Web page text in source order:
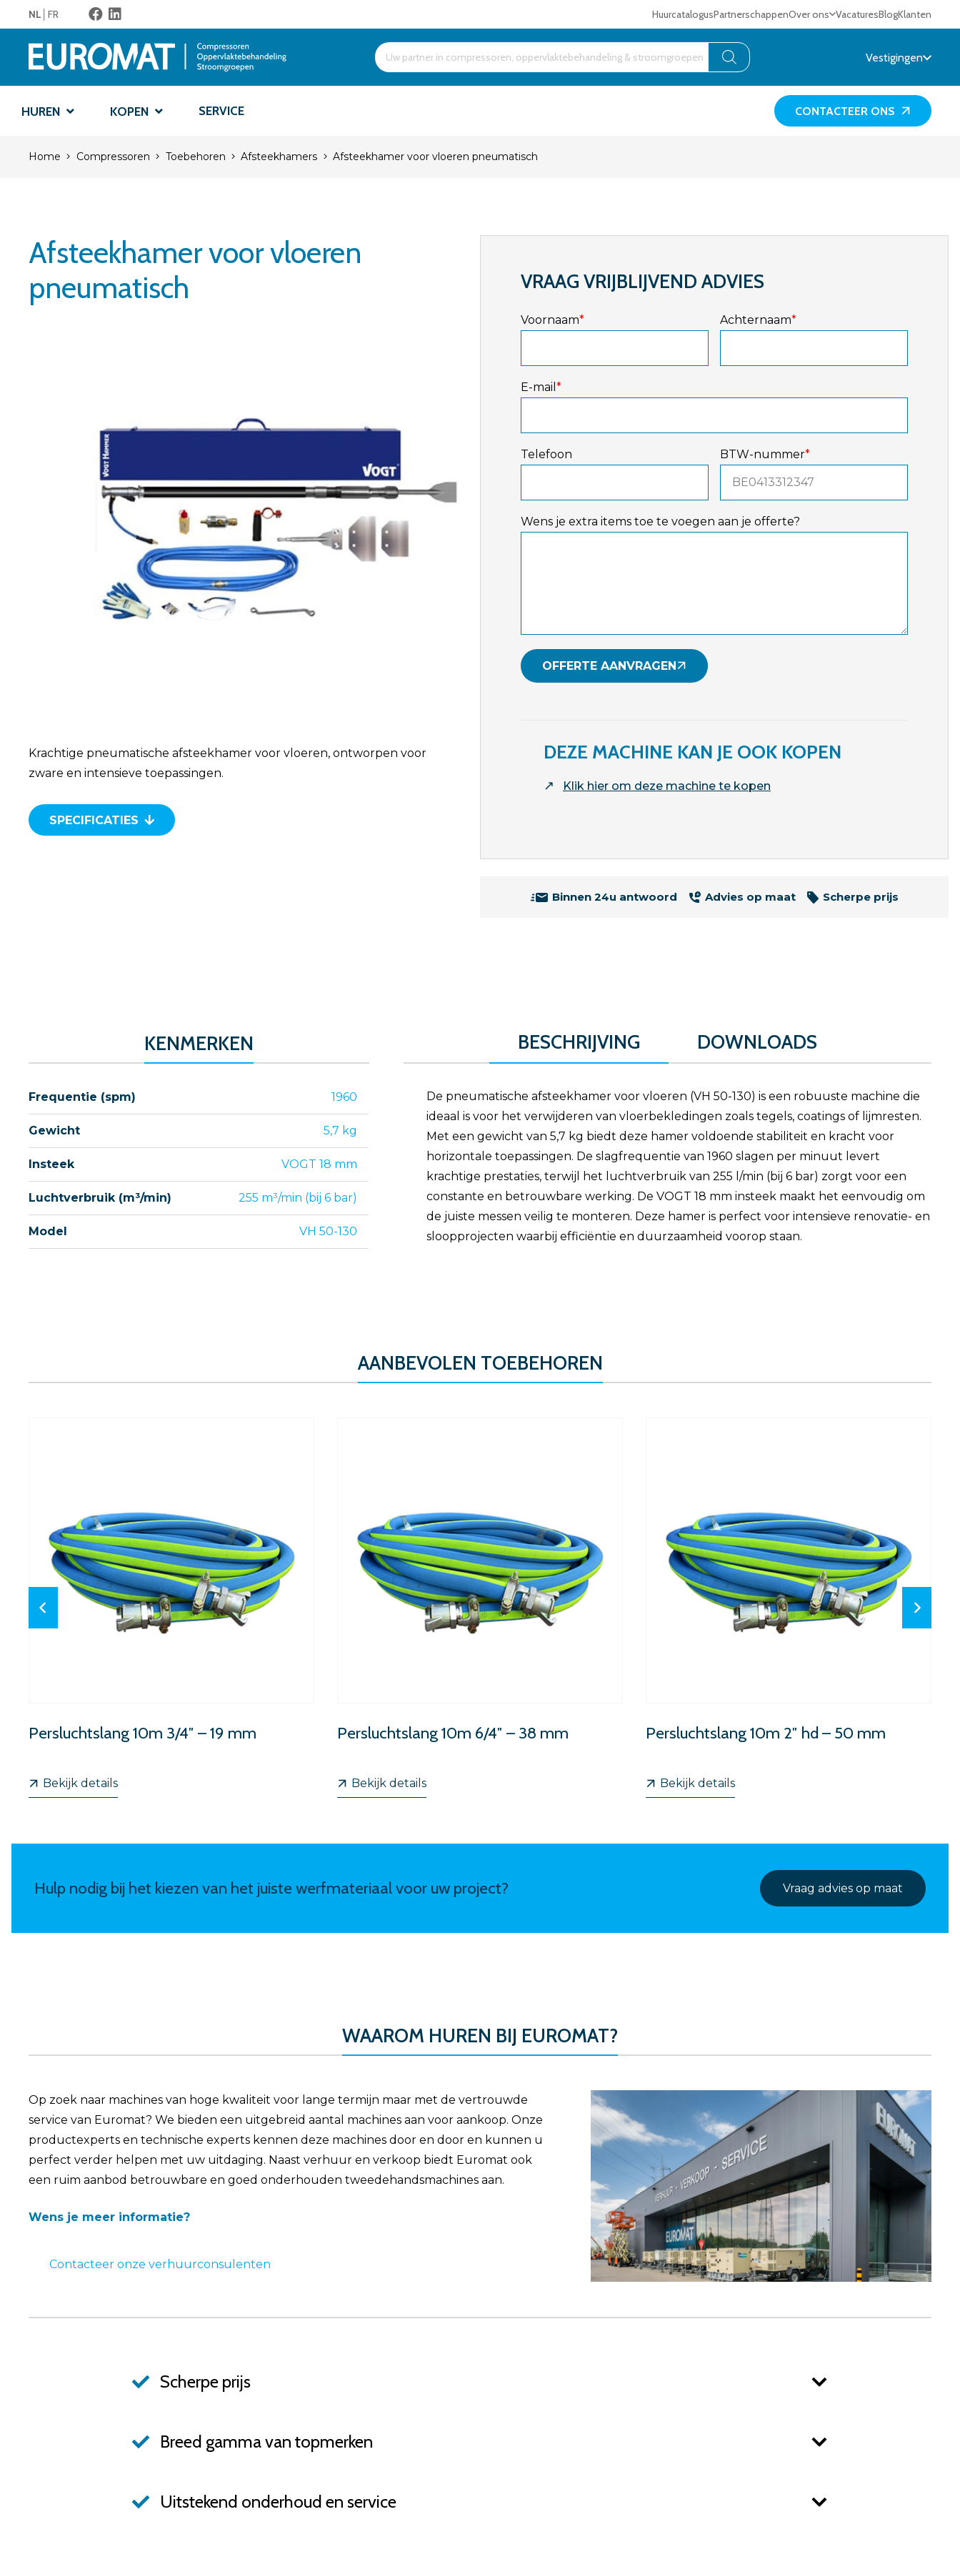
NL FR HuurcatalogusPartnerschappenOver ons VacaturesBlogKlanten
Products
search
Vestigingen
HUREN KOPEN SERVICE CONTACTEER ONS
Home Compressoren Toebehoren Afsteekhamers Afsteekhamer voor vloeren pneumatisch
Afsteekhamer voor vloeren
pneumatisch
Krachtige pneumatische afsteekhamer voor vloeren, ontworpen voor
zware en intensieve toepassingen.
SPECIFICATIES
VRAAG VRIJBLIJVEND ADVIES
Voornaam* Achternaam*
E-mail *
Telefoon BTW-nummer*
Wens je extra items toe te voegen aan je offerte?
OFFERTE AANVRAGEN
DEZE MACHINE KAN JE OOK KOPEN
↗ Klik hier om deze machine te kopen
Binnen 24u antwoord Advies op maat Scherpe prijs
KENMERKEN
Frequentie (spm) 1960
Gewicht 5,7 kg
Insteek VOGT 18 mm
Luchtverbruik (m³/min) 255 m³/min (bij 6 bar)
Model VH 50-130
BESCHRIJVING DOWNLOADS
De pneumatische afsteekhamer voor vloeren (VH 50-130) is een robuuste machine die
ideaal is voor het verwijderen van vloerbekledingen zoals tegels, coatings of lijmresten.
Met een gewicht van 5,7 kg biedt deze hamer voldoende stabiliteit en kracht voor
horizontale toepassingen. De slagfrequentie van 1960 slagen per minuut levert
krachtige prestaties, terwijl het luchtverbruik van 255 l/min (bij 6 bar) zorgt voor een
constante en betrouwbare werking. De VOGT 18 mm insteek maakt het eenvoudig om
de juiste messen veilig te monteren. Deze hamer is perfect voor intensieve renovatie- en
sloopprojecten waarbij efficiëntie en duurzaamheid voorop staan.
AANBEVOLEN TOEBEHOREN
Persluchtslang 10m 3/4″ – 19 mm
Bekijk details
Persluchtslang 10m 6/4″ – 38 mm
Bekijk details
Persluchtslang 10m 2″ hd – 50 mm
Bekijk details
Hulp nodig bij het kiezen van het juiste werfmateriaal voor uw project? Vraag advies op maat
WAAROM HUREN BIJ EUROMAT?
Op zoek naar machines van hoge kwaliteit voor lange termijn maar met de vertrouwde
service van Euromat? We bieden een uitgebreid aantal machines aan voor aankoop. Onze
productexperts en technische experts kennen deze machines door en door en kunnen u
perfect verder helpen met uw uitdaging. Naast verhuur en verkoop biedt Euromat ook
een ruim aanbod betrouwbare en goed onderhouden tweedehandsmachines aan.
Wens je meer informatie?
Contacteer onze verhuurconsulenten
Scherpe prijs
Breed gamma van topmerken
Uitstekend onderhoud en service